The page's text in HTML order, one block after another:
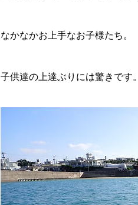
なかなかお上手なお子様たち。
子供達の上達ぶりには驚きです。